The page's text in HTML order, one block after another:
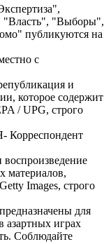
"Власть", "Выборы",
публикуются на
с
и
которое содержит
/ UPG, строго
Корреспондент
материалов,
Images, строго
для
азартных играх
Соблюдайте